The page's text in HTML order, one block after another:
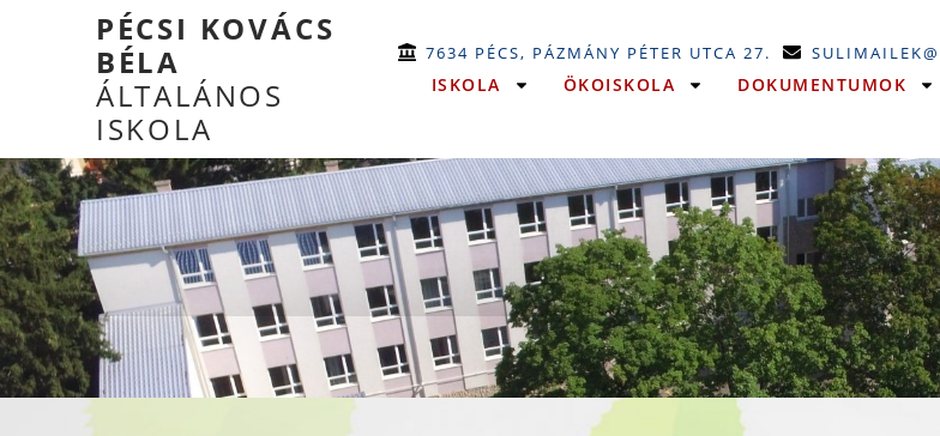
PÉCSI KOVÁCS
BÉLA
ÁLTALÁNOS
ISKOLA
7634 PÉCS, PÁZMÁNY PÉTER UTCA 27.
ISKOLA ÖKOISKOLA DOKUMENTUMOK